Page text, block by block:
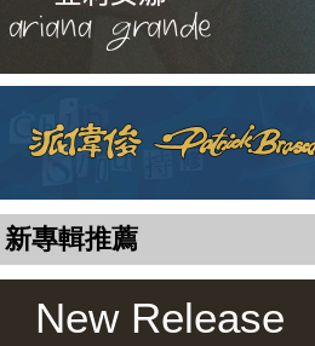
新專輯推薦
New Release